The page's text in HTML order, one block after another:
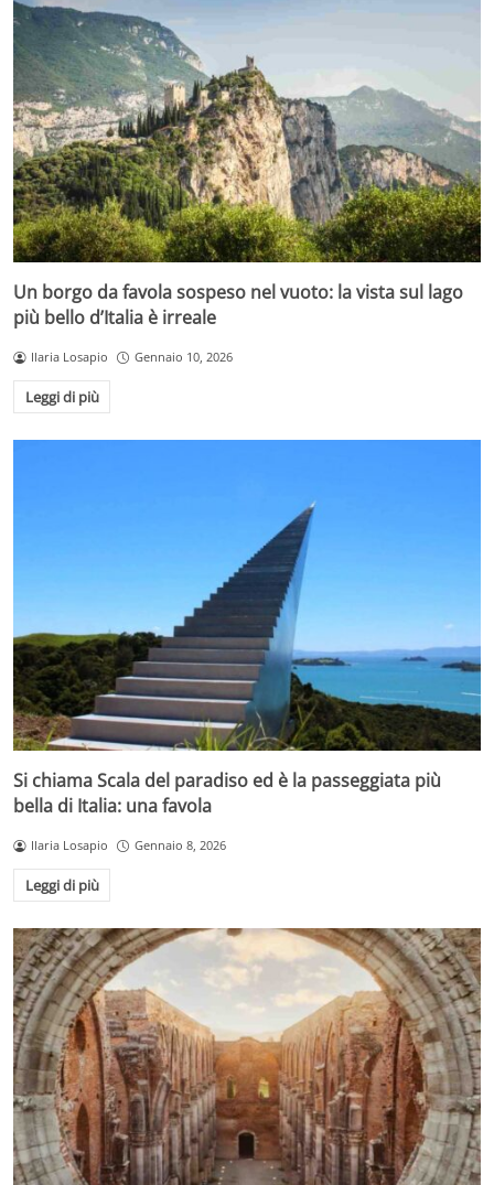
Un borgo da favola sospeso nel vuoto: la vista sul lago
più bello d’Italia è irreale
Ilaria Losapio Gennaio 10, 2026
Leggi di più
Si chiama Scala del paradiso ed è la passeggiata più
bella di Italia: una favola
Ilaria Losapio Gennaio 8, 2026
Leggi di più